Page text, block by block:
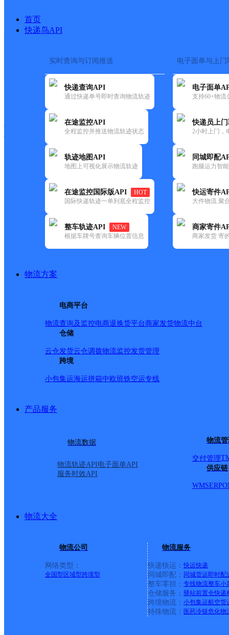
首页
快递鸟API
实时查询与订阅推送
快递查询API
通过快递单号即时查询物流轨迹
在途监控API
全程监控并推送物流轨迹状态
轨迹地图API
地图上可视化展示物流轨迹
在途监控国际版API
HOT
国际快递轨迹一单到底全程监控
整车轨迹API
NEW
根据车牌号查询车辆位置信息
电子面单与上门
电子面单
支持60+物流
快递员上
2小时上门，
同城即配
跑腿运力智
快运寄件
大件物流 聚
商家寄件
商家发货 寄
物流方案
电商平台
物流查询及监控电商退换货平台商家发货物流中台
仓储
云仓发货云仓调拨物流监控发货管理
跨境
小包集运海运拼箱中欧班铁空运专线
产品服务
物流数据
物流轨迹API电子面单API
服务时效API
物流
交付管理
供应链
WMSERP
物流大全
物流公司
网络类型：
全国型 区域型跨境型
物流服务
快递快运： 快运快递
同城即配： 同城货运即时配
整车零担： 专线物流整车小
仓储服务： 驿站前置仓快递
跨境物流： 小包集运航空货
特殊物流： 医药冷链危化物
快运大全 快递时效
百世
北京房山区窦店分部
更新时间：2021-11-26 00:00:00
所属快递：百世快递
所属区域：北京市-北京市-房山区
网点地址：北京市房山区窦店镇大窦路燕都园底商
网点负责人：
舍；东南召；西南召；东南吕；西南吕；路村；薛庄；务
林；黄土坡；赵营；任营；韩营；庄头；古庄；李庄；周
刘李店；窑上；贾河；万里；五间房；八间房；肖场；新